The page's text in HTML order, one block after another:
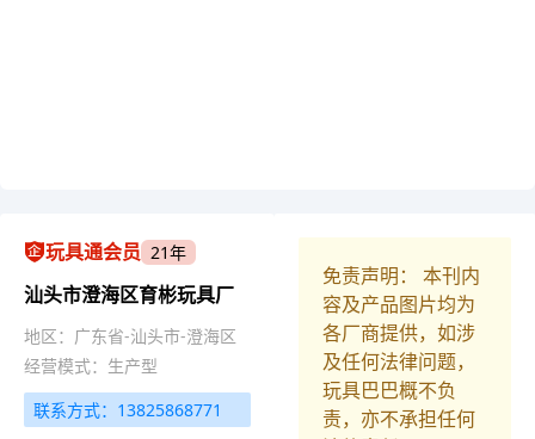
玩具通会员 21年
汕头市澄海区育彬玩具厂
地区：广东省-汕头市-澄海区
经营模式：生产型
联系方式：13825868771
免责声明： 本刊内
容及产品图片均为
各厂商提供，如涉
及任何法律问题，
玩具巴巴概不负
责，亦不承担任何